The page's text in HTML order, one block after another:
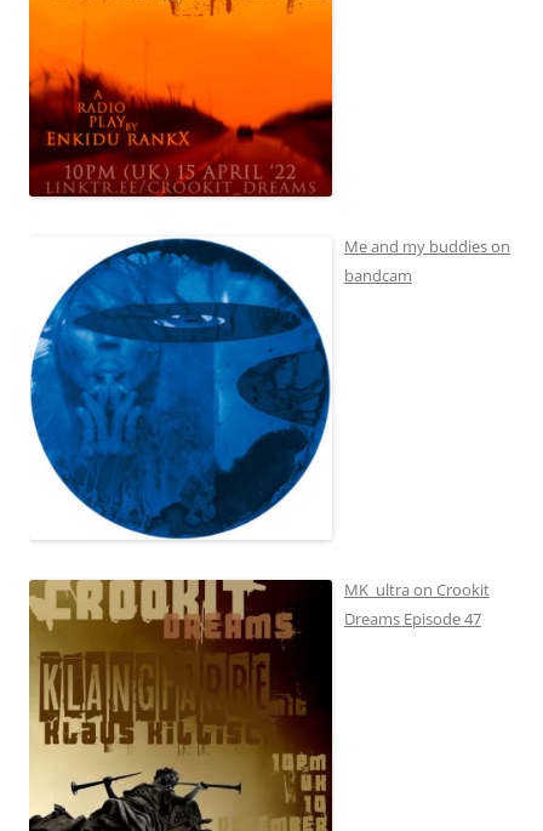
Me and my buddies on
bandcam
MK_ultra on Crookit
Dreams Episode 47